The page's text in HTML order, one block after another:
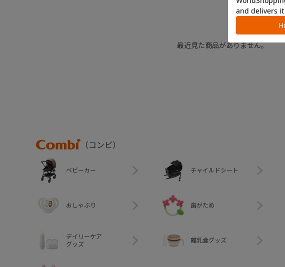
最近見た商品がありません。
Combi
（コンビ）
ベビーカー チャイルドシート
おしゃぶり 歯がため
デイリーケア
グッズ
離乳食グッズ